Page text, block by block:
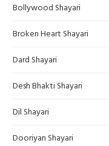
Bollywood Shayari
Broken Heart Shayari
Dard Shayari
Desh Bhakti Shayari
Dil Shayari
Dooriyan Shayari